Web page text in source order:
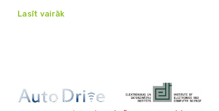
Lasīt vairāk